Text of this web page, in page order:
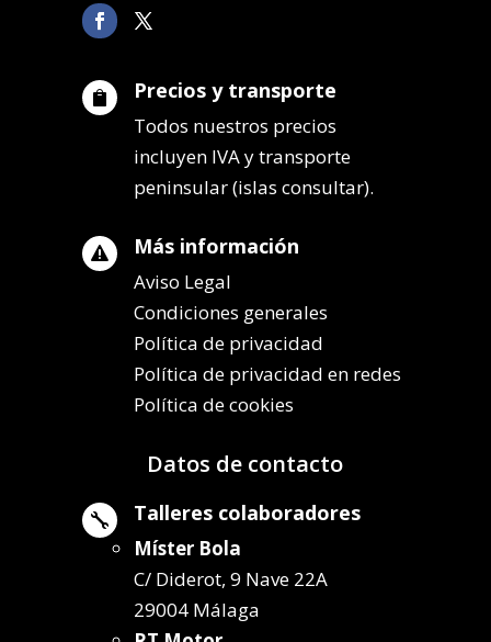
 Precios y transporte
Todos nuestros precios
incluyen IVA y transporte
peninsular (islas consultar).
 Más información
Aviso Legal
Condiciones generales
Política de privacidad
Política de privacidad en redes
Política de cookies
Datos de contacto
 Talleres colaboradores
Míster Bola
C/ Diderot, 9 Nave 22A
29004 Málaga